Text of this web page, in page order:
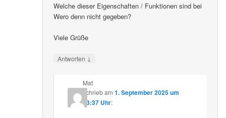
Welche dieser Eigenschaften / Funktionen sind bei
Wero denn nicht gegeben?
Viele Grüße
Antworten ↓
Mat
schriebam 1. September 2025 um
23:37 Uhr: